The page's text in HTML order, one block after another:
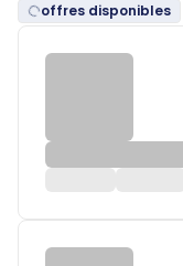
offres disponibles